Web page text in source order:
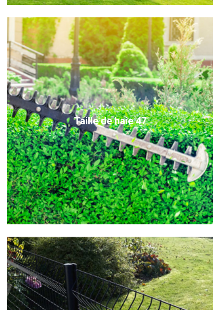
Taille de haie 47